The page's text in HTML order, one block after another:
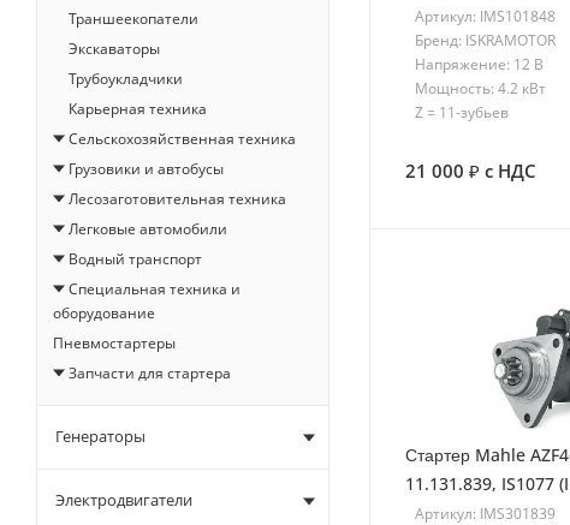
Артикул: IMS101848
Бренд: ISKRAMOTOR
Напряжение: 12 В
Мощность: 4.2 кВт
Z = 11-зубьев
21 000 с НДС
Стартер Mahle
11.131.839, IS1077
Артикул: IMS301839
Траншеекопатели
Экскаваторы
Трубоукладчики
Карьерная техника
Сельскохозяйственная техника
Грузовики и автобусы
Лесозаготовительная техника
Легковые автомобили
Водный транспорт
Специальная техника и
оборудование
Пневмостартеры
Запчасти для стартера
Генераторы
Электродвигатели